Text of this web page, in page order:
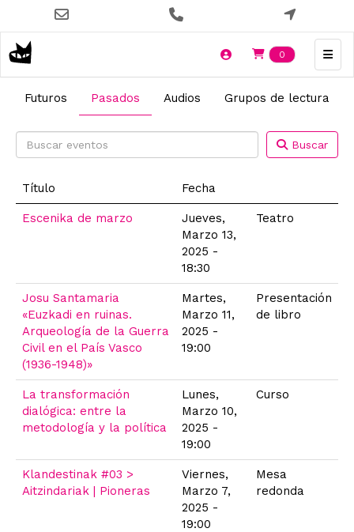
contenido
principal
0 Items en
Futuros Pasados Audios Grupos de lectura
Buscar
Título Fecha
Escenika de marzo
Jueves,
Marzo 13,
2025 -
18:30
Teatro
Josu Santamaria
«Euzkadi en ruinas.
Arqueología de la Guerra
Civil en el País Vasco
(1936-1948)»
Martes,
Marzo 11,
2025 -
19:00
Presentación
de libro
La transformación
dialógica: entre la
metodología y la política
Lunes,
Marzo 10,
2025 -
19:00
Curso
Klandestinak #03 >
Aitzindariak | Pioneras
Viernes,
Marzo 7,
2025 -
19:00
Mesa
redonda